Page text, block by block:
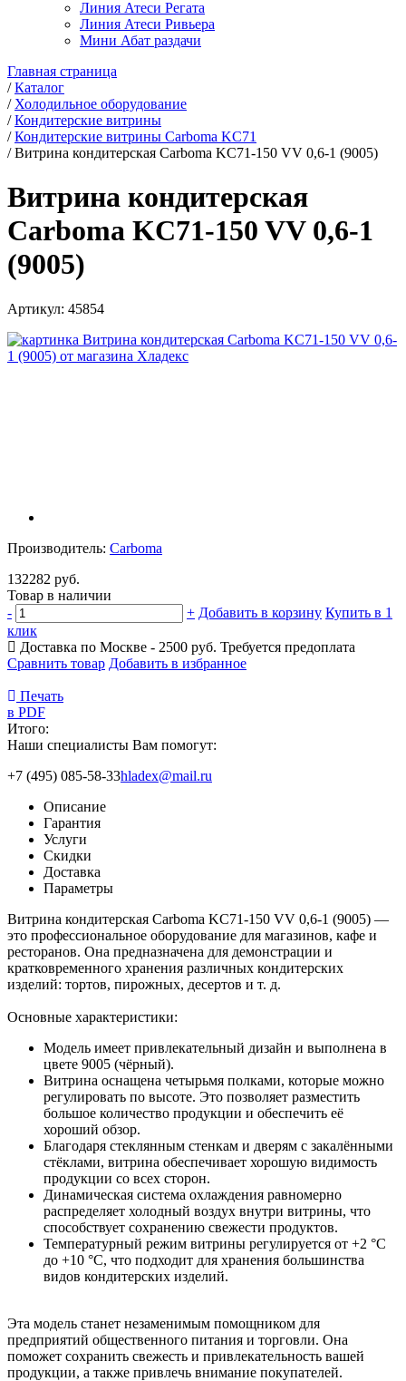
Линия Атеси Регата
Линия Атеси Ривьера
Мини Абат раздачи
Главная страница
/Каталог
/ Холодильное оборудование
/Кондитерские витрины
/Кондитерские витрины Carboma KC71
/Витрина кондитерская Carboma KC71-150 VV 0,6-1 (9005)
Витрина кондитерская
Carboma KC71-150 VV 0,6-1
(9005)
Артикул: 45854
Производитель: Carboma
132282 руб.
Товар в наличии
-
+ Добавить в корзину Купить в 1
клик
Доставка по Москве - 2500 руб. Требуется предоплата
Сравнить товар Добавить в избранное
Печать
в PDF
Итого:
Наши специалисты Вам помогут:
+7 (495) 085-58-33hladex@mail.ru
Описание
Гарантия
Услуги
Скидки
Доставка
Параметры
Витрина кондитерская Carboma KC71-150 VV 0,6-1 (9005) —
это профессиональное оборудование для магазинов, кафе и
ресторанов. Она предназначена для демонстрации и
кратковременного хранения различных кондитерских
изделий: тортов, пирожных, десертов и т. д.
Основные характеристики:
Модель имеет привлекательный дизайн и выполнена в
цвете 9005 (чёрный).
Витрина оснащена четырьмя полками, которые можно
регулировать по высоте. Это позволяет разместить
большое количество продукции и обеспечить её
хороший обзор.
Благодаря стеклянным стенкам и дверям с закалёнными
стёклами, витрина обеспечивает хорошую видимость
продукции со всех сторон.
Динамическая система охлаждения равномерно
распределяет холодный воздух внутри витрины, что
способствует сохранению свежести продуктов.
Температурный режим витрины регулируется от +2 °C
до +10 °C, что подходит для хранения большинства
видов кондитерских изделий.
Эта модель станет незаменимым помощником для
предприятий общественного питания и торговли. Она
поможет сохранить свежесть и привлекательность вашей
продукции, а также привлечь внимание покупателей.